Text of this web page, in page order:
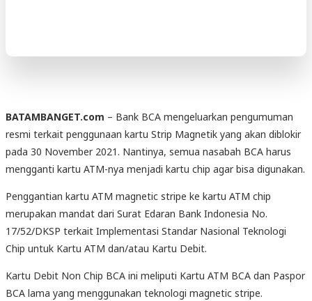
BATAMBANGET.com – Bank BCA mengeluarkan pengumuman
resmi terkait penggunaan kartu Strip Magnetik yang akan diblokir
pada 30 November 2021. Nantinya, semua nasabah BCA harus
mengganti kartu ATM-nya menjadi kartu chip agar bisa digunakan.
Penggantian kartu ATM magnetic stripe ke kartu ATM chip
merupakan mandat dari Surat Edaran Bank Indonesia No.
17/52/DKSP terkait Implementasi Standar Nasional Teknologi
Chip untuk Kartu ATM dan/atau Kartu Debit.
Kartu Debit Non Chip BCA ini meliputi Kartu ATM BCA dan Paspor
BCA lama yang menggunakan teknologi magnetic stripe.